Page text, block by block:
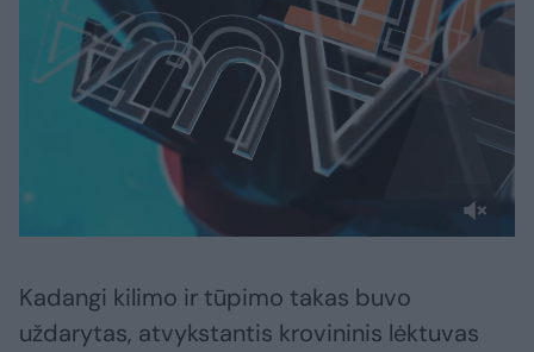
Kadangi kilimo ir tūpimo takas buvo
uždarytas, atvykstantis krovininis lėktuvas